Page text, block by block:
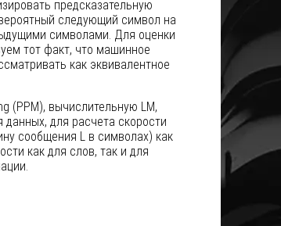
предсказательную
следующий символ на
символами. Для оценки
тот факт, что машинное
как эквивалентное
(PPM), вычислительную LM,
для расчета скорости
сообщения L в символах) как
как для слов, так и для